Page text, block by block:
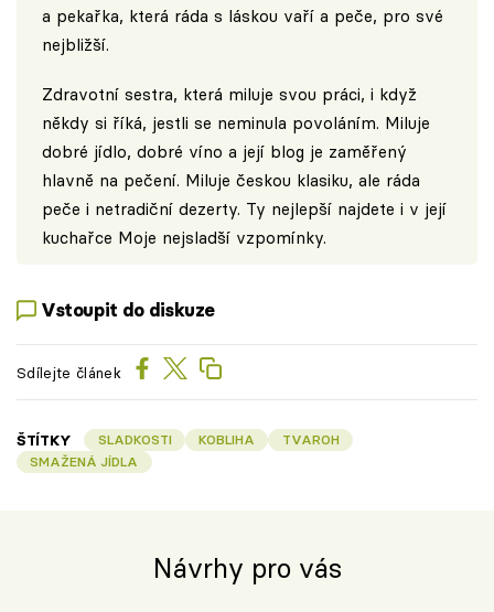
a pekařka, která ráda s láskou vaří a peče, pro své
nejbližší.
Zdravotní sestra, která miluje svou práci, i když
někdy si říká, jestli se neminula povoláním. Miluje
dobré jídlo, dobré víno a její blog je zaměřený
hlavně na pečení. Miluje českou klasiku, ale ráda
peče i netradiční dezerty. Ty nejlepší najdete i v její
kuchařce Moje nejsladší vzpomínky.
Vstoupit do diskuze
Sdílejte článek
ŠTÍTKY SLADKOSTI KOBLIHA
TVAROH
SMAŽENÁ JÍDLA
Návrhy pro vás